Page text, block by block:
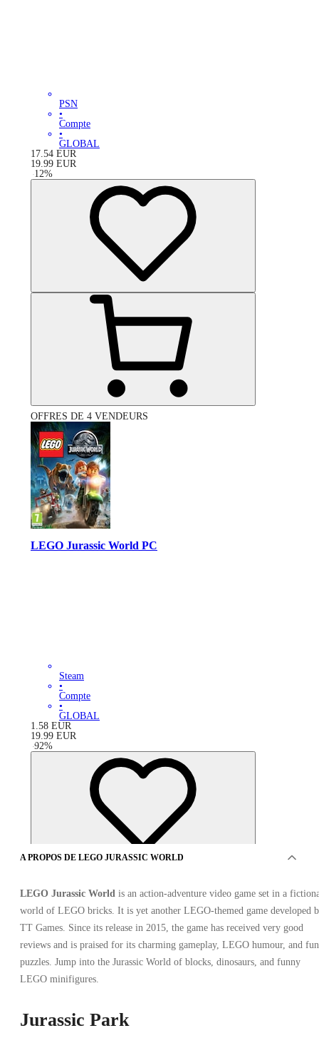
PSN
•
Compte
•
GLOBAL
17.54 EUR
19.99 EUR
-12%
OFFRES DE 4 VENDEURS
LEGO Jurassic World PC
Steam
•
Compte
•
GLOBAL
1.58 EUR
19.99 EUR
-92%
A PROPOS DE LEGO JURASSIC WORLD
LEGO Jurassic World is an action-adventure video game set in a
world of LEGO bricks. It is yet another LEGO-themed game developed
TT Games. Since its release in 2015, the game has received very good
reviews and is praised for its charming gameplay, LEGO humour, and fun
puzzles. Jump into the Jurassic World of blocks, dinosaurs, and funny
LEGO minifigures.
Jurassic Park